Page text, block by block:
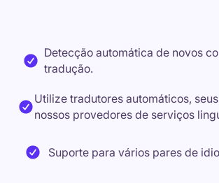
Detecção automática de novos
tradução.
Utilize tradutores automáticos,
nossos provedores de serviços
Suporte para vários pares de